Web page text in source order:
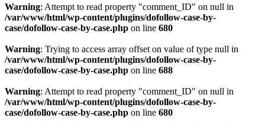
Warning: Attempt to read property "comment_ID" on null in
/var/www/html/wp-content/plugins/dofollow-case-by-
case/dofollow-case-by-case.php on line 680
Warning: Trying to access array offset on value of type null in
/var/www/html/wp-content/plugins/dofollow-case-by-
case/dofollow-case-by-case.php on line 688
Warning: Attempt to read property "comment_ID" on null in
/var/www/html/wp-content/plugins/dofollow-case-by-
case/dofollow-case-by-case.php on line 680